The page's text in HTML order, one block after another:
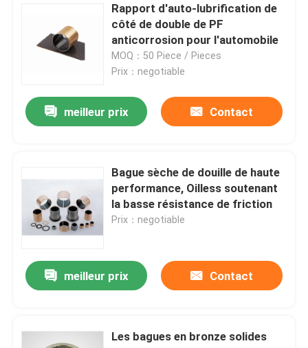
individu lubrifiant des paliers manchon
Buissons bimétalliques d'incidence
Incidence de DX
Incidences en bronze enveloppées
Individu lubrifiant la rondelle de poussée
Plats d'usage de lubrifiant d'individu
Rapport d'auto-lubrification de
côté de double de PF
anticorrosion pour l'automobile
MOQ：50 Piece / Pieces
Prix：negotiable
meilleur prix Contact
Bague sèche de douille de haute
performance, Oilless soutenant
la basse résistance de friction
Prix：negotiable
meilleur prix Contact
Les bagues en bronze solides